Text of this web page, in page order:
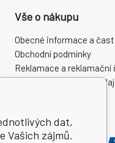
Vše o nákupu
Obecné informace a
Obchodní podmínky
Reklamace a reklamační
Zpracování osobních
dat,
Vašich zájmů.